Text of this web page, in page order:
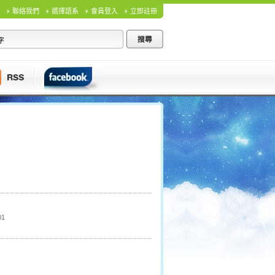
聯絡我們 選擇語系 會員登入 立即註冊